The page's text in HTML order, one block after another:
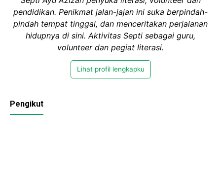
pendidikan. Penikmat jalan-jajan ini suka berpindah-
pindah tempat tinggal, dan menceritakan perjalanan
hidupnya di sini. Aktivitas Septi sebagai guru,
volunteer dan pegiat literasi.
Lihat profil lengkapku
Pengikut